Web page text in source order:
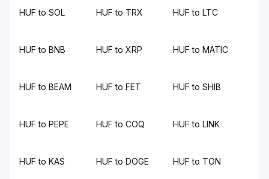
HUF to SOL HUF to TRX HUF to LTC
HUF to BNB HUF to XRP HUF to MATIC
HUF to BEAM HUF to FET HUF to SHIB
HUF to PEPE HUF to COQ HUF to LINK
HUF to KAS HUF to DOGE HUF to TON